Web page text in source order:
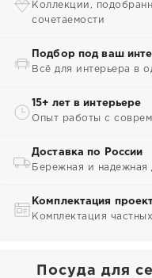
Коллекции,
сочетаемости
Подбор под ваш
Всё для интерьера в
15+ лет в интерьере
Опыт работы с
Доставка по России
Бережная и надежная
Комплектация
Комплектация
Посуда для